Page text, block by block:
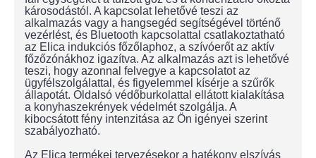
károsodástól. A kapcsolat lehetővé teszi az
alkalmazás vagy a hangsegéd segítségével történő
vezérlést, és Bluetooth kapcsolattal csatlakoztatható
az Elica indukciós főzőlaphoz, a szívóerőt az aktív
főzőzónákhoz igazítva. Az alkalmazás azt is lehetővé
teszi, hogy azonnal felvegye a kapcsolatot az
ügyfélszolgálattal, és figyelemmel kísérje a szűrők
állapotát. Oldalsó védőburkolattal ellátott kialakítása
a konyhaszekrények védelmét szolgálja. A
kibocsátott fény intenzitása az Ön igényei szerint
szabályozható.
Az Elica termékei tervezésekor a hatékony elszívás